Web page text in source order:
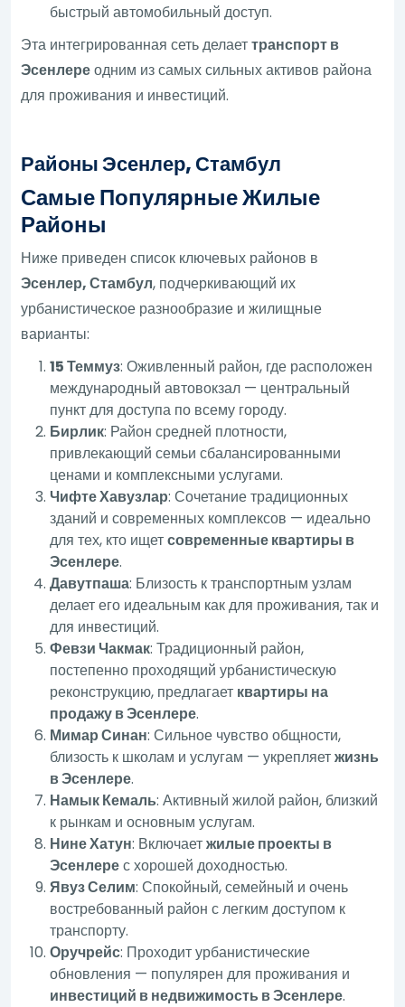
быстрый автомобильный доступ.
Эта интегрированная сеть делаеттранспорт в
Эсенлереодним из самых сильных активов района
для проживания и инвестиций.
Районы Эсенлер, Стамбул
Самые Популярные Жилые
Районы
Ниже приведен список ключевых районов в
Эсенлер, Стамбул, подчеркивающий их
урбанистическое разнообразие и жилищные
варианты:
15 Теммуз: Оживленный район, где расположен
международный автовокзал — центральный
пункт для доступа по всему городу.
Бирлик: Район средней плотности,
привлекающий семьи сбалансированными
ценами и комплексными услугами.
Чифте Хавузлар: Сочетание традиционных
зданий и современных комплексов — идеально
для тех, кто ищетсовременные квартиры в
Эсенлере.
Давутпаша: Близость к транспортным узлам
делает его идеальным как для проживания, так и
для инвестиций.
Февзи Чакмак: Традиционный район,
постепенно проходящий урбанистическую
реконструкцию, предлагает квартиры на
продажу в Эсенлере.
Мимар Синан: Сильное чувство общности,
близость к школам и услугам — укрепляетжизнь
в Эсенлере.
Намык Кемаль: Активный жилой район, близкий
к рынкам и основным услугам.
Нине Хатун: Включаетжилые проекты в
Эсенлерес хорошей доходностью.
Явуз Селим: Спокойный, семейный и очень
востребованный район с легким доступом к
транспорту.
Оручрейс: Проходит урбанистические
обновления — популярен для проживания и
инвестиций в недвижимость в Эсенлере.